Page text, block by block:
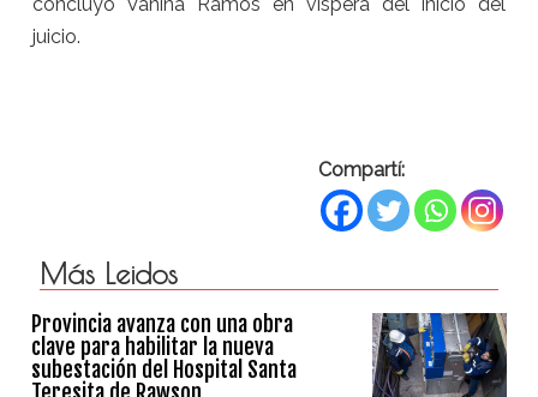
concluyó Vanina Ramos en víspera del inicio del
juicio.
Compartí:
Más Leidos
Provincia avanza con una obra
clave para habilitar la nueva
subestación del Hospital Santa
Teresita de Rawson